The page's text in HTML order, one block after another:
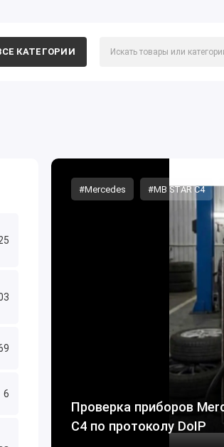
КАТЕГОРИИ
6
#Mercedes #MB STAR C4
Проверка приборов
C4 по протоколу DoIP